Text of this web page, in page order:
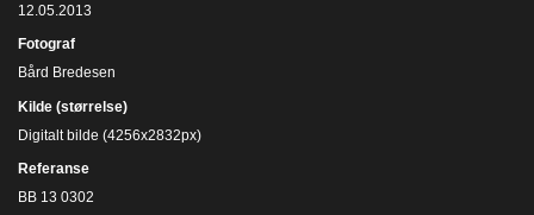
12.05.2013
Fotograf
Bård Bredesen
Kilde (størrelse)
Digitalt bilde (4256x2832px)
Referanse
BB 13 0302